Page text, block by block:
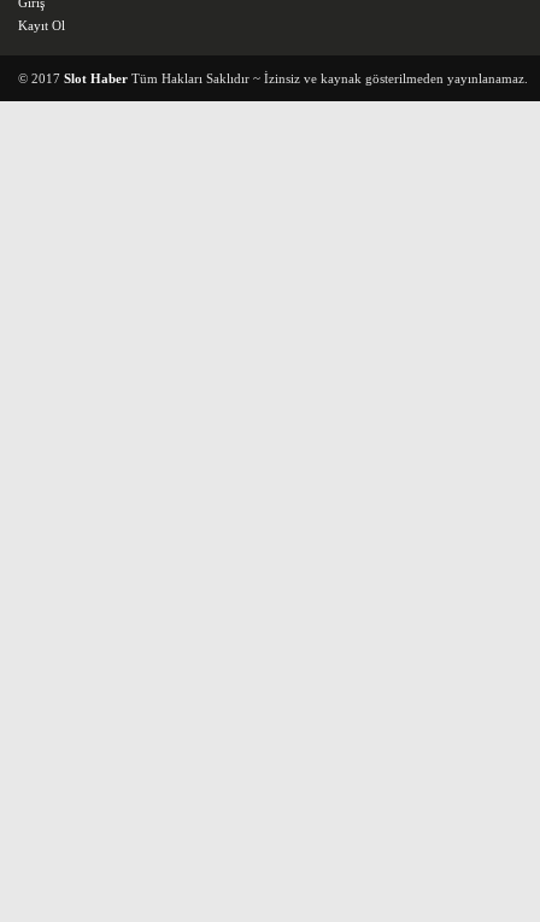
Kayıt Ol
© 2017 Slot Haber Tüm Hakları Saklıdır ~ İzinsiz ve kaynak gösterilmeden yayınlanamaz.